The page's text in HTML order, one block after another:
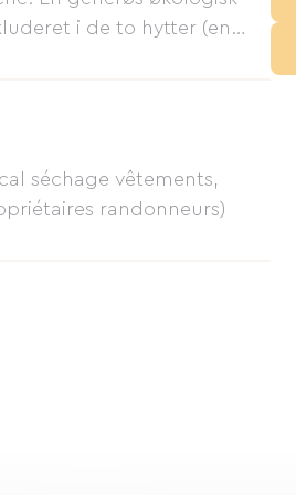
i de to hytter (en
séchage vêtements,
randonneurs)